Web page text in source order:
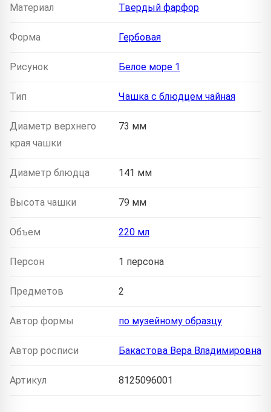
Материал Твердый фарфор
Форма Гербовая
Рисунок Белое море 1
Тип Чашка с блюдцем чайная
Диаметр верхнего
края чашки
73 мм
Диаметр блюдца 141 мм
Высота чашки 79 мм
Объем 220 мл
Персон 1 персона
Предметов 2
Автор формы по музейному образцу
Автор росписи Бакастова Вера Владимировна
Артикул 8125096001